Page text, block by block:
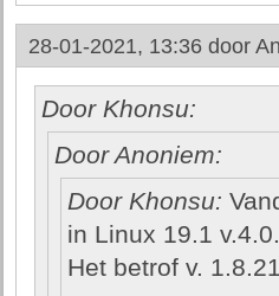
28-01-2021, 13:36 door
Door Khonsu:
Door Anoniem:
Door Khonsu:
in Linux 19.1
Het betrof v.